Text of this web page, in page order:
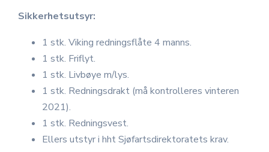
Sikkerhetsutsyr:
1 stk. Viking redningsflåte 4 manns.
1 stk. Friflyt.
1 stk. Livbøye m/lys.
1 stk. Redningsdrakt (må kontrolleres vinteren
2021).
1 stk. Redningsvest.
Ellers utstyr i hht Sjøfartsdirektoratets krav.